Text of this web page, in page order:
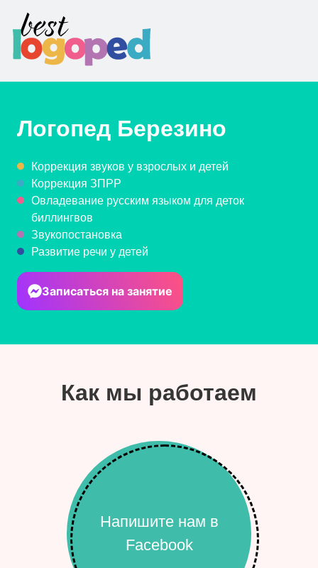
Логопед Березино
Коррекция звуков у взрослых и детей
Коррекция ЗПРР
Овладевание русским языком для деток
биллингвов
Звукопостановка
Развитие речи у детей
Записаться на занятие
Как мы работаем
Напишите нам в
Facebook